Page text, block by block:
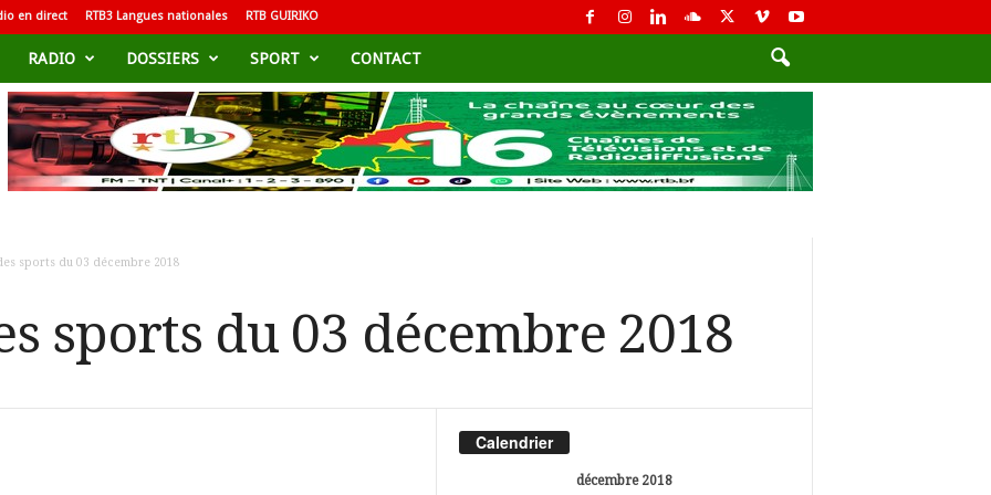
en direct RTB3 Langues nationales RTB GUIRIKO
RADIO DOSSIERS SPORT CONTACT
sports du 03 décembre 2018
sports du 03 décembre 2018
Calendrier
décembre 2018